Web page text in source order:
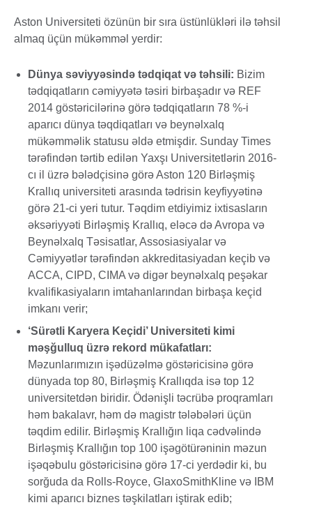
Aston Universiteti özünün bir sıra üstünlükləri ilə təhsil
almaq üçün mükəmməl yerdir:
Dünya səviyyəsində tədqiqat və təhsili: Bizim
tədqiqatların cəmiyyətə təsiri birbaşadır və REF
2014 göstəricilərinə görə tədqiqatların 78 %-i
aparıcı dünya təqdiqatları və beynəlxalq
mükəmməlik statusu əldə etmişdir. Sunday Times
tərəfindən tərtib edilən Yaxşı Universitetlərin 2016-
cı il üzrə bələdçisinə görə Aston 120 Birləşmiş
Krallıq universiteti arasında tədrisin keyfiyyətinə
görə 21-ci yeri tutur. Təqdim etdiyimiz ixtisasların
əksəriyyəti Birləşmiş Krallıq, eləcə də Avropa və
Beynəlxalq Təsisatlar, Assosiasiyalar və
Cəmiyyətlər tərəfindən akkreditasiyadan keçib və
ACCA, CIPD, CIMA və digər beynəlxalq peşəkar
kvalifikasiyaların imtahanlarından birbaşa keçid
imkanı verir;
‘Sürətli Karyera Keçidi’ Universiteti kimi
məşğulluq üzrə rekord mükafatları:
Məzunlarımızın işədüzəlmə göstəricisinə görə
dünyada top 80, Birləşmiş Krallıqda isə top 12
universitetdən biridir. Ödənişli təcrübə proqramları
həm bakalavr, həm də magistr tələbələri üçün
təqdim edilir. Birləşmiş Krallığın liqa cədvəlində
Birləşmiş Krallığın top 100 işəgötürəninin məzun
işəqəbulu göstəricisinə görə 17-ci yerdədir ki, bu
sorğuda da Rolls-Royce, GlaxoSmithKline və IBM
kimi aparıcı biznes təşkilatları iştirak edib;